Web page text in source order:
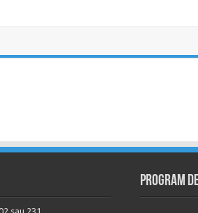
Program